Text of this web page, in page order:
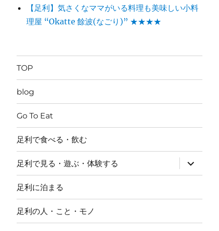
【足利】気さくなママがいる料理も美味しい小料
理屋 “Okatte 餘波(なごり)” ★★★★
TOP
blog
Go To Eat
足利で食べる・飲む
足利で見る・遊ぶ・体験する
ブ
メ
ー
開
足利に泊まる
足利の人・こと・モノ